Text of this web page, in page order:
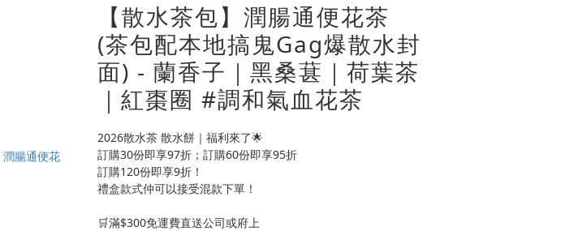
【散水茶包】潤腸通便花茶
(茶包配本地搞鬼Gag爆散水封
面) - 蘭香子｜黑桑葚｜荷葉茶
｜紅棗圈 #調和氣血花茶
2026散水茶 散水餅｜福利來了🌟
訂購30份即享97折；訂購60份即享95折
訂購120份即享9折！
禮盒款式仲可以接受混款下單！
🛒滿$300免運費直送公司或府上